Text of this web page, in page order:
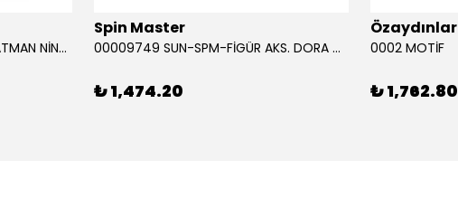
00009338 SUN-SPM-FİGÜR BATMAN NİNJA STRIKE 30 CM. EXC.
Spin Master
00009749 SUN-SPM-FİGÜR AKS. DORA MİKROFON YAĞMUR ORMANI RİTMİ (DORA) SESLİ
₺ 1,474.20
Özaydınlar
0002 MOTİF
₺ 1,762.80